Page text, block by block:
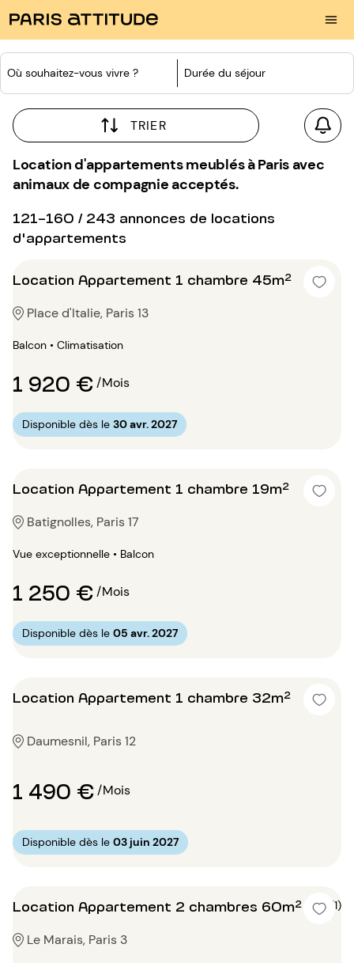
Où souhaitez-vous vivre ? Durée du séjour
TRIER
Location d'appartements meublés à Paris avec
animaux de compagnie acceptés.
121-160 / 243 annonces de locations
d'appartements
Location Appartement 1 chambre 45m²
Place d'Italie, Paris 13
Balcon • Climatisation
1 920 €/Mois
Disponible dès le 30 avr. 2027
Location Appartement 1 chambre 19m²
Batignolles, Paris 17
Vue exceptionnelle • Balcon
1 250 €/Mois
Disponible dès le 05 avr. 2027
Location Appartement 1 chambre 32m²
Daumesnil, Paris 12
1 490 €/Mois
Disponible dès le 03 juin 2027
Location Appartement 2 chambres 60m² 5 (1)
Le Marais, Paris 3